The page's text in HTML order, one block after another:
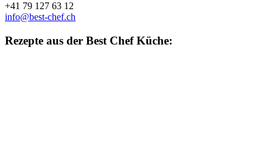
+41 79 127 63 12
info@best-chef.ch
Rezepte aus der Best Chef Küche: